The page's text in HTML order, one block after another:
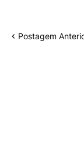
Postagem